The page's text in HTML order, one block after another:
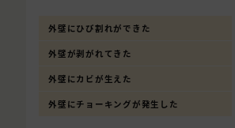
外壁にひび割れができた
外壁が剥がれてきた
外壁にカビが生えた
外壁にチョーキングが発生した